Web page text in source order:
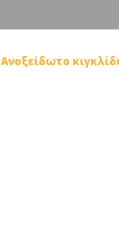
Ανοξείδωτο